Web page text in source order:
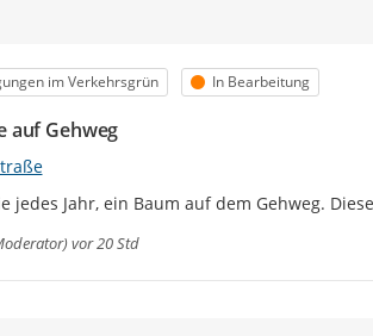
im Verkehrsgrün Status
In Bearbeitung
auf Gehweg
jedes Jahr, ein Baum auf dem Gehweg.
vor 20 Std